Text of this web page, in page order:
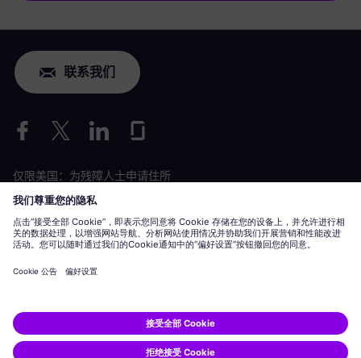
联系我们
仅限美国：为残障人士申请住所
劳工情况申请
Siemens Energy 是由 Siemens AG 授权的商标。